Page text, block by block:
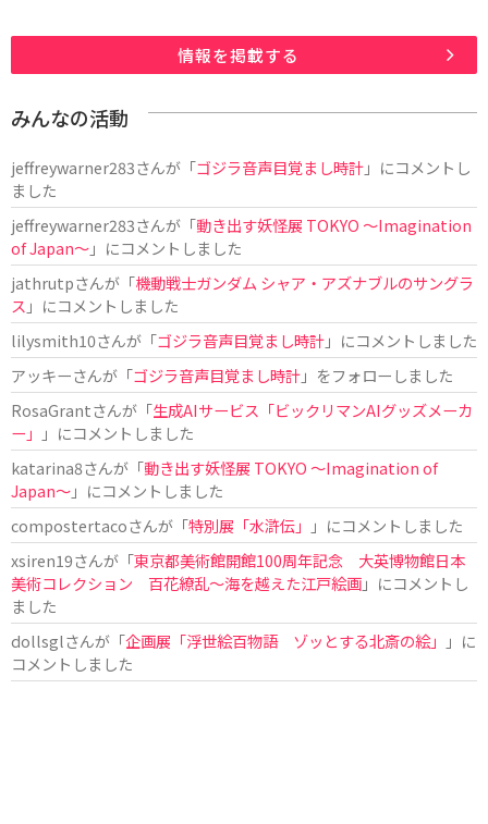
情報を掲載する
みんなの活動
jeffreywarner283さんが「ゴジラ音声目覚まし時計」にコメントし
ました
jeffreywarner283さんが「動き出す妖怪展 TOKYO 〜Imagination
of Japan〜」にコメントしました
jathrutpさんが「機動戦士ガンダム シャア・アズナブルのサングラ
ス 」にコメントしました
lilysmith10さんが「ゴジラ音声目覚まし時計」にコメントしました
アッキーさんが「ゴジラ音声目覚まし時計」をフォローしました
RosaGrantさんが「生成AIサービス「ビックリマンAIグッズメーカ
ー」
」にコメントしました
katarina8さんが「動き出す妖怪展 TOKYO 〜Imagination of
Japan〜」にコメントしました
compostertacoさんが「特別展「水滸伝」
」にコメントしました
xsiren19さんが「東京都美術館開館100周年記念 大英博物館日本
美術コレクション 百花繚乱～海を越えた江戸絵画」にコメントし
ました
dollsglさんが「企画展「浮世絵百物語 ゾッとする北斎の絵」
」に
コメントしました